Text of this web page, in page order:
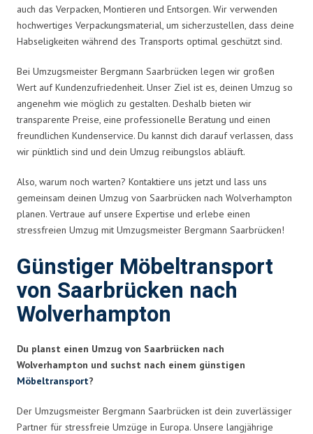
auch das Verpacken, Montieren und Entsorgen. Wir verwenden
hochwertiges Verpackungsmaterial, um sicherzustellen, dass deine
Habseligkeiten während des Transports optimal geschützt sind.
Bei Umzugsmeister Bergmann Saarbrücken legen wir großen
Wert auf Kundenzufriedenheit. Unser Ziel ist es, deinen Umzug so
angenehm wie möglich zu gestalten. Deshalb bieten wir
transparente Preise, eine professionelle Beratung und einen
freundlichen Kundenservice. Du kannst dich darauf verlassen, dass
wir pünktlich sind und dein Umzug reibungslos abläuft.
Also, warum noch warten? Kontaktiere uns jetzt und lass uns
gemeinsam deinen Umzug von Saarbrücken nach Wolverhampton
planen. Vertraue auf unsere Expertise und erlebe einen
stressfreien Umzug mit Umzugsmeister Bergmann Saarbrücken!
Günstiger Möbeltransport
von Saarbrücken nach
Wolverhampton
Du planst einen Umzug von Saarbrücken nach
Wolverhampton und suchst nach einem günstigen
Möbeltransport?
Der Umzugsmeister Bergmann Saarbrücken ist dein zuverlässiger
Partner für stressfreie Umzüge in Europa. Unsere langjährige